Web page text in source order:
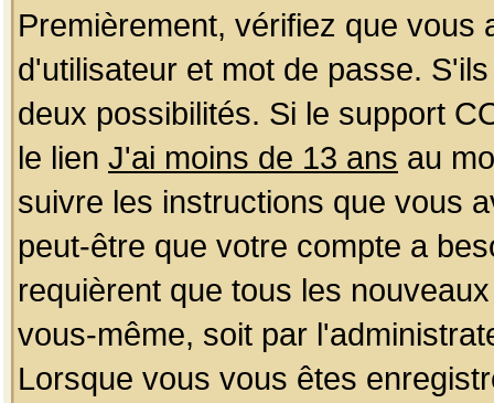
Premièrement, vérifiez que
d'utilisateur et mot de passe.
deux possibilités. Si le support
le lien J'ai moins de 13 ans au
suivre les instructions que vous
peut-être que votre compte a
requièrent que tous les
vous-même, soit par
Lorsque vous vous êtes